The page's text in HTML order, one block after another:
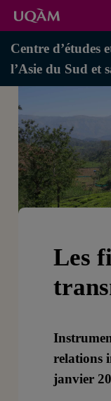
Centre d’études
l’Asie du Sud et
Les
relations
janvier